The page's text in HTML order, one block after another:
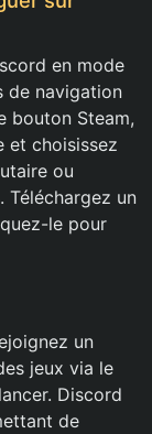
en mode
de navigation
bouton Steam,
et choisissez
ou
Téléchargez un
le pour
un
jeux via le
Discord
de